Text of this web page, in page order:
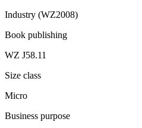
Industry (WZ2008)
Book publishing
WZ J58.11
Size class
Micro
Business purpose